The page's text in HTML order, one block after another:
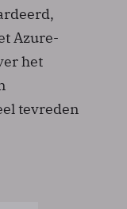
Azure-
het
tevreden